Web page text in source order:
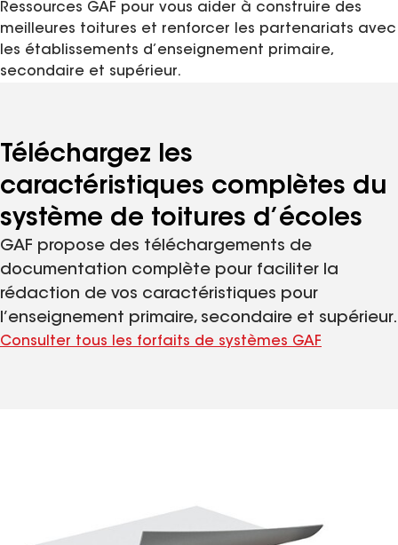
Ressources GAF pour vous aider à construire des
meilleures toitures et renforcer les partenariats avec
les établissements d’enseignement primaire,
secondaire et supérieur.
Téléchargez les
caractéristiques complètes du
système de toitures d’écoles
GAF propose des téléchargements de
documentation complète pour faciliter la
rédaction de vos caractéristiques pour
l’enseignement primaire, secondaire et supérieur.
Consulter tous les forfaits de systèmes GAF